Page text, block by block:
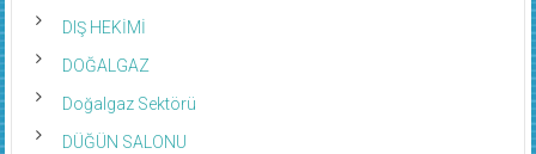
DIŞ HEKİMİ
DOĞALGAZ
Doğalgaz Sektörü
DÜĞÜN SALONU